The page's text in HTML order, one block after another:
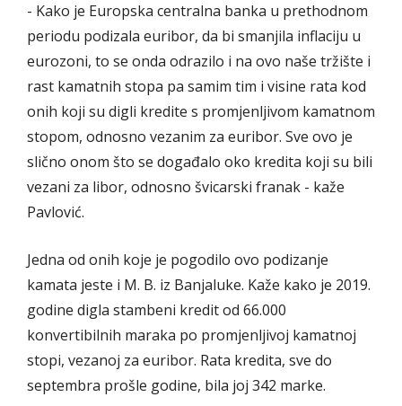
- Kako je Europska centralna banka u prethodnom
periodu podizala euribor, da bi smanjila inflaciju u
eurozoni, to se onda odrazilo i na ovo naše tržište i
rast kamatnih stopa pa samim tim i visine rata kod
onih koji su digli kredite s promjenljivom kamatnom
stopom, odnosno vezanim za euribor. Sve ovo je
slično onom što se događalo oko kredita koji su bili
vezani za libor, odnosno švicarski franak - kaže
Pavlović.
Jedna od onih koje je pogodilo ovo podizanje
kamata jeste i M. B. iz Banjaluke. Kaže kako je 2019.
godine digla stambeni kredit od 66.000
konvertibilnih maraka po promjenljivoj kamatnoj
stopi, vezanoj za euribor. Rata kredita, sve do
septembra prošle godine, bila joj 342 marke.